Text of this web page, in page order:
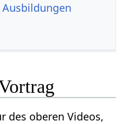
Vortrag
des oberen Videos,